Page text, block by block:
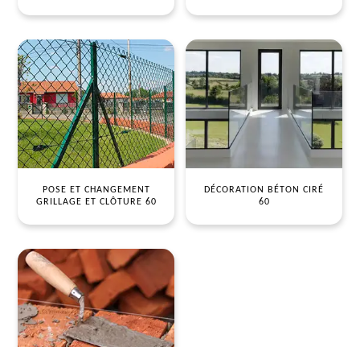
POSE ET CHANGEMENT
GRILLAGE ET CLÔTURE 60
DÉCORATION BÉTON CIRÉ
60